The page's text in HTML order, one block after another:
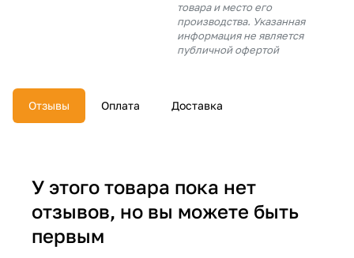
товара и место его
производства. Указанная
информация не является
публичной офертой
Отзывы Оплата Доставка
У этого товара пока нет
отзывов, но вы можете быть
первым
недели